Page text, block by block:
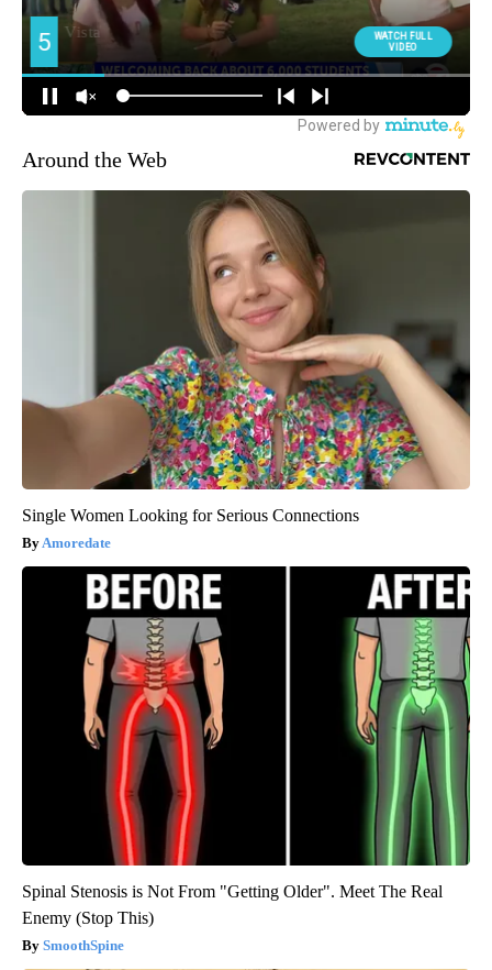
Around the Web
Single Women Looking for Serious Connections
Amoredate
Spinal Stenosis is Not From "Getting Older". Meet The Real
Enemy (Stop This)
SmoothSpine